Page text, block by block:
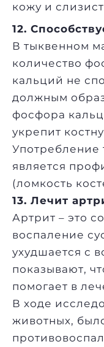
кожу и
12.
В тыквенном
количество
кальций не
должным
фосфора
укрепит
Употребление
является
(ломкость
13. Лечит
Артрит – это
воспаление
ухудшается с
показывают,
помогает в
В ходе
животных,